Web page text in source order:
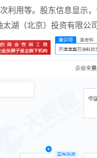
利用等。股东信息显示
湖（北京）投资有限公